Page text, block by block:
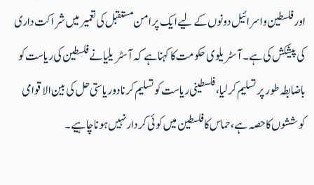
اور فلسطین و اسرائیل دونوں کے لیے ایک پرامن مستقبل کی تعمیر میں شراکت داری
کی پیشکش کی ہے۔آسٹریلوی حکومت کا کہنا ہے کہ آسٹریلیا نےفلسطین کی ریاست کو
باضابطہ طور پر تسلیم کر لیا، فلسطینی ریاست کو تسلیم کرنا دو ریاستی حل کی بین الاقوامی
کوششوں کا حصہ ہے، حماس کا فلسطین میں کوئی کردار نہیں ہونا چاہیے۔